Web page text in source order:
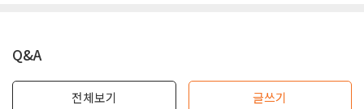
Q&A
전체보기 글쓰기